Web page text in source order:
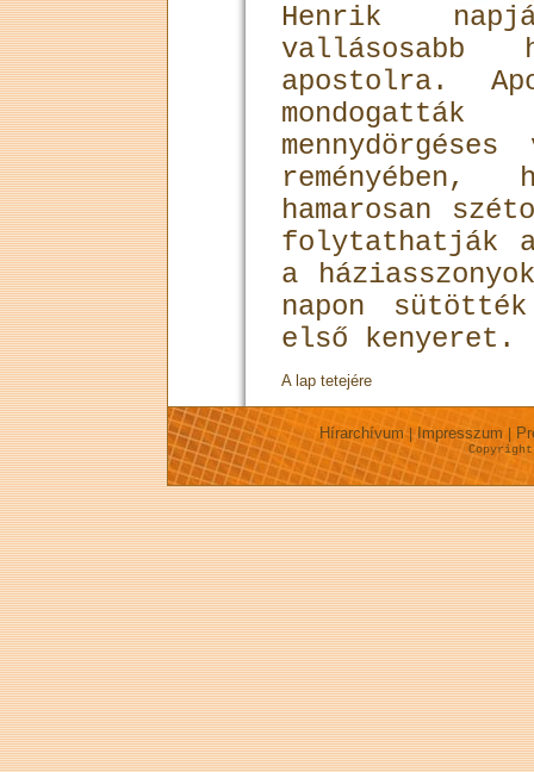
Henrik
apostolra.
hamarosan
folytathatják
a
napon
első kenyeret.
A lap tetejére
Hírarchívum |Impresszum